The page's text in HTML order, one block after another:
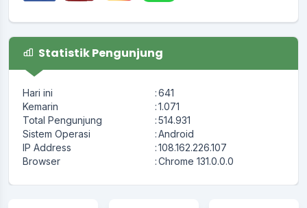
Statistik Pengunjung
Hari ini :641
Kemarin
:1.071
Total Pengunjung
:514.931
Sistem Operasi
:Android
IP Address
:108.162.226.107
Browser
:Chrome 131.0.0.0